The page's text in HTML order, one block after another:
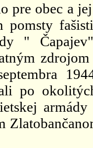
pre obec a
pomsty
"
po